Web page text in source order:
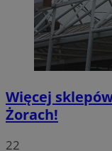
Więcej
Żorach!
22